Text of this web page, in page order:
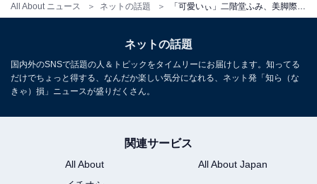
All About ニュース ネットの話題
ネットの話題
国内外のSNSで話題の人＆トピックをタイムリーにお届けします。知ってる
だけでちょっと得する、なんだか楽しい気分になれる、ネット発「知ら（な
きゃ）損」ニュースが盛りだくさん。
関連サービス
All About
All About Japan